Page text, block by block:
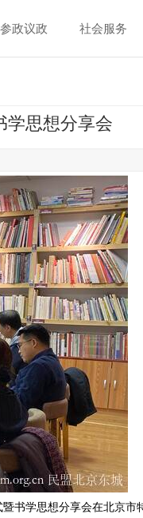
参政议政 社会服务
学思想分享会
书学思想分享会在北京市